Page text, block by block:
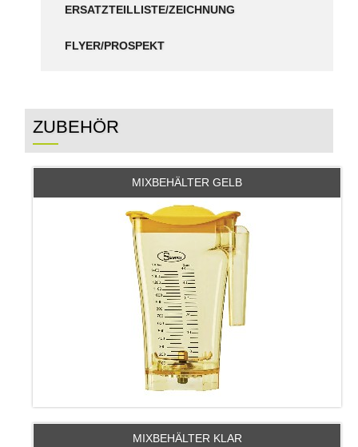
ERSATZTEILLISTE/ZEICHNUNG
FLYER/PROSPEKT
ZUBEHÖR
MIXBEHÄLTER GELB
MIXBEHÄLTER KLAR